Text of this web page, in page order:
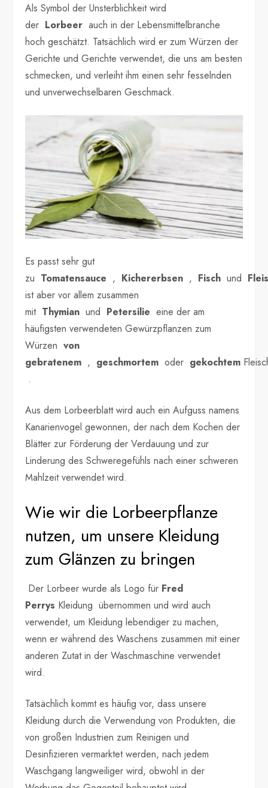
Als Symbol der Unsterblichkeit wird
der Lorbeer auch in der Lebensmittelbranche
hoch geschätzt. Tatsächlich wird er zum Würzen der
Gerichte und Gerichte verwendet, die uns am besten
schmecken, und verleiht ihm einen sehr fesselnden
und unverwechselbaren Geschmack.
Es passt sehr gut
zu Tomatensauce , Kichererbsen , Fisch und
ist aber vor allem zusammen
mit Thymian und Petersilie eine der am
häufigsten verwendeten Gewürzpflanzen zum
Würzenvon
gebratenem , geschmortem oder gekochtem
.
Aus dem Lorbeerblatt wird auch ein Aufguss namens
Kanarienvogel gewonnen, der nach dem Kochen der
Blätter zur Förderung der Verdauung und zur
Linderung des Schweregefühls nach einer schweren
Mahlzeit verwendet wird.
Wie wir die Lorbeerpflanze
nutzen, um unsere Kleidung
zum Glänzen zu bringen
Der Lorbeer wurde als Logo für Fred
Perrys Kleidung übernommen und wird auch
verwendet, um Kleidung lebendiger zu machen,
wenn er während des Waschens zusammen mit einer
anderen Zutat in der Waschmaschine verwendet
wird.
Tatsächlich kommt es häufig vor, dass unsere
Kleidung durch die Verwendung von Produkten, die
von großen Industrien zum Reinigen und
Desinfizieren vermarktet werden, nach jedem
Waschgang langweiliger wird, obwohl in der